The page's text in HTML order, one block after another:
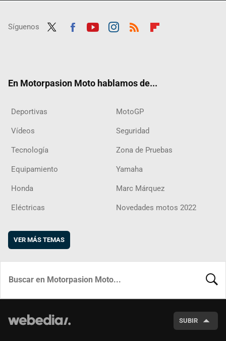
Síguenos
En Motorpasion Moto hablamos de...
Deportivas MotoGP
Vídeos Seguridad
Tecnología Zona de Pruebas
Equipamiento Yamaha
Honda Marc Márquez
Eléctricas Novedades motos 2022
VER MÁS TEMAS
SUBIR